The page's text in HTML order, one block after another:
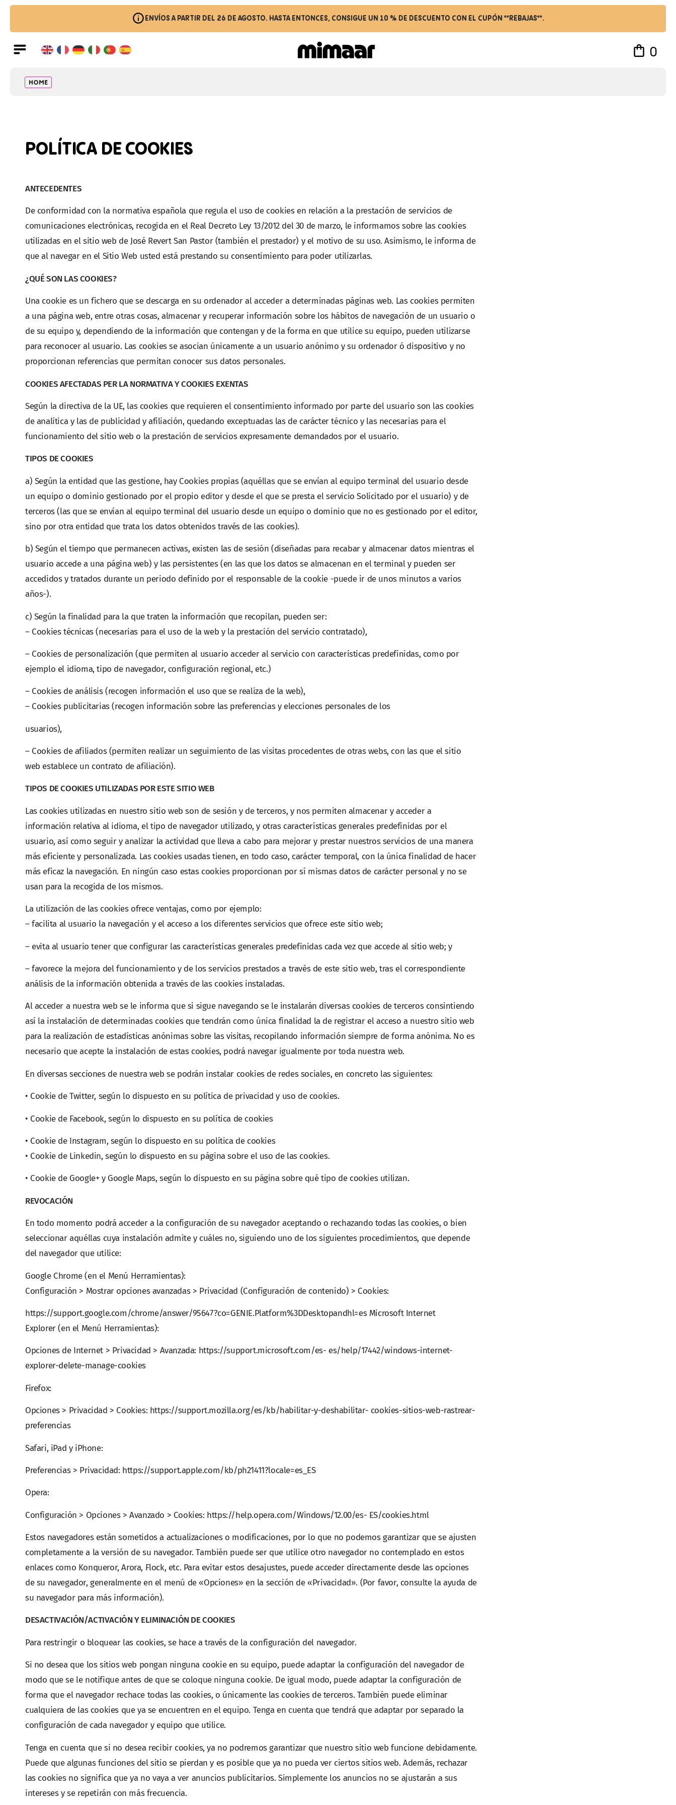
ENVÍOS A PARTIR DEL 26 DE AGOSTO. HASTA ENTONCES, CONSIGUE UN 10 % DE DESCUENTO CON EL CUPÓN **REBAJAS**.
0
HOME
POLÍTICA DE COOKIES
ANTECEDENTES
De conformidad con la normativa española que regula el uso de cookies en relación a la prestación de servicios de
comunicaciones electrónicas, recogida en el Real Decreto Ley 13/2012 del 30 de marzo, le informamos sobre las cookies
utilizadas en el sitio web de José Revert San Pastor (también el prestador) y el motivo de su uso. Asimismo, le informa de
que al navegar en el Sitio Web usted está prestando su consentimiento para poder utilizarlas.
¿QUÉ SON LAS COOKIES?
Una cookie es un fichero que se descarga en su ordenador al acceder a determinadas páginas web. Las cookies permiten
a una página web, entre otras cosas, almacenar y recuperar información sobre los hábitos de navegación de un usuario o
de su equipo y, dependiendo de la información que contengan y de la forma en que utilice su equipo, pueden utilizarse
para reconocer al usuario. Las cookies se asocian únicamente a un usuario anónimo y su ordenador ó dispositivo y no
proporcionan referencias que permitan conocer sus datos personales.
COOKIES AFECTADAS PER LA NORMATIVA Y COOKIES EXENTAS
Según la directiva de la UE, las cookies que requieren el consentimiento informado por parte del usuario son las cookies
de analítica y las de publicidad y afiliación, quedando exceptuadas las de carácter técnico y las necesarias para el
funcionamiento del sitio web o la prestación de servicios expresamente demandados por el usuario.
TIPOS DE COOKIES
a) Según la entidad que las gestione, hay Cookies propias (aquéllas que se envían al equipo terminal del usuario desde
un equipo o dominio gestionado por el propio editor y desde el que se presta el servicio Solicitado por el usuario) y de
terceros (las que se envían al equipo terminal del usuario desde un equipo o dominio que no es gestionado por el editor,
sino por otra entidad que trata los datos obtenidos través de las cookies).
b) Según el tiempo que permanecen activas, existen las de sesión (diseñadas para recabar y almacenar datos mientras el
usuario accede a una página web) y las persistentes (en las que los datos se almacenan en el terminal y pueden ser
accedidos y tratados durante un periodo definido por el responsable de la cookie -puede ir de unos minutos a varios
años-).
c) Según la finalidad para la que traten la información que recopilan, pueden ser:
– Cookies técnicas (necesarias para el uso de la web y la prestación del servicio contratado),
– Cookies de personalización (que permiten al usuario acceder al servicio con características predefinidas, como por
ejemplo el idioma, tipo de navegador, configuración regional, etc.)
– Cookies de análisis (recogen información el uso que se realiza de la web),
– Cookies publicitarias (recogen información sobre las preferencias y elecciones personales de los
usuarios),
– Cookies de afiliados (permiten realizar un seguimiento de las visitas procedentes de otras webs, con las que el sitio
web establece un contrato de afiliación).
TIPOS DE COOKIES UTILIZADAS POR ESTE SITIO WEB
Las cookies utilizadas en nuestro sitio web son de sesión y de terceros, y nos permiten almacenar y acceder a
información relativa al idioma, el tipo de navegador utilizado, y otras características generales predefinidas por el
usuario, así como seguir y analizar la actividad que lleva a cabo para mejorar y prestar nuestros servicios de una manera
más eficiente y personalizada. Las cookies usadas tienen, en todo caso, carácter temporal, con la única finalidad de hacer
más eficaz la navegación. En ningún caso estas cookies proporcionan por sí mismas datos de carácter personal y no se
usan para la recogida de los mismos.
La utilización de las cookies ofrece ventajas, como por ejemplo:
– facilita al usuario la navegación y el acceso a los diferentes servicios que ofrece este sitio web;
– evita al usuario tener que configurar las características generales predefinidas cada vez que accede al sitio web; y
– favorece la mejora del funcionamiento y de los servicios prestados a través de este sitio web, tras el correspondiente
análisis de la información obtenida a través de las cookies instaladas.
Al acceder a nuestra web se le informa que si sigue navegando se le instalarán diversas cookies de terceros consintiendo
así la instalación de determinadas cookies que tendrán como única finalidad la de registrar el acceso a nuestro sitio web
para la realización de estadísticas anónimas sobre las visitas, recopilando información siempre de forma anónima. No es
necesario que acepte la instalación de estas cookies, podrá navegar igualmente por toda nuestra web.
En diversas secciones de nuestra web se podrán instalar cookies de redes sociales, en concreto las siguientes:
• Cookie de Twitter, según lo dispuesto en su política de privacidad y uso de cookies.
• Cookie de Facebook, según lo dispuesto en su política de cookies
• Cookie de Instagram, según lo dispuesto en su política de cookies
• Cookie de Linkedin, según lo dispuesto en su página sobre el uso de las cookies.
• Cookie de Google+ y Google Maps, según lo dispuesto en su página sobre qué tipo de cookies utilizan.
REVOCACIÓN
En todo momento podrá acceder a la configuración de su navegador aceptando o rechazando todas las cookies, o bien
seleccionar aquéllas cuya instalación admite y cuáles no, siguiendo uno de los siguientes procedimientos, que depende
del navegador que utilice:
Google Chrome (en el Menú Herramientas):
Configuración > Mostrar opciones avanzadas > Privacidad (Configuración de contenido) > Cookies:
https://support.google.com/chrome/answer/95647?co=GENIE.Platform%3DDesktopandhl=es Microsoft Internet
Explorer (en el Menú Herramientas):
Opciones de Internet > Privacidad > Avanzada: https://support.microsoft.com/es- es/help/17442/windows-internet-
explorer-delete-manage-cookies
Firefox:
Opciones > Privacidad > Cookies: https://support.mozilla.org/es/kb/habilitar-y-deshabilitar- cookies-sitios-web-rastrear-
preferencias
Safari, iPad y iPhone:
Preferencias > Privacidad: https://support.apple.com/kb/ph21411?locale=es_ES
Opera:
Configuración > Opciones > Avanzado > Cookies: https://help.opera.com/Windows/12.00/es- ES/cookies.html
Estos navegadores están sometidos a actualizaciones o modificaciones, por lo que no podemos garantizar que se ajusten
completamente a la versión de su navegador. También puede ser que utilice otro navegador no contemplado en estos
enlaces como Konqueror, Arora, Flock, etc. Para evitar estos desajustes, puede acceder directamente desde las opciones
de su navegador, generalmente en el menú de «Opciones» en la sección de «Privacidad». (Por favor, consulte la ayuda de
su navegador para más información).
DESACTIVACIÓN/ACTIVACIÓN Y ELIMINACIÓN DE COOKIES
Para restringir o bloquear las cookies, se hace a través de la configuración del navegador.
Si no desea que los sitios web pongan ninguna cookie en su equipo, puede adaptar la configuración del navegador de
modo que se le notifique antes de que se coloque ninguna cookie. De igual modo, puede adaptar la configuración de
forma que el navegador rechace todas las cookies, o únicamente las cookies de terceros. También puede eliminar
cualquiera de las cookies que ya se encuentren en el equipo. Tenga en cuenta que tendrá que adaptar por separado la
configuración de cada navegador y equipo que utilice.
Tenga en cuenta que si no desea recibir cookies, ya no podremos garantizar que nuestro sitio web funcione debidamente.
Puede que algunas funciones del sitio se pierdan y es posible que ya no pueda ver ciertos sitios web. Además, rechazar
las cookies no significa que ya no vaya a ver anuncios publicitarios. Simplemente los anuncios no se ajustarán a sus
intereses y se repetirán con más frecuencia.